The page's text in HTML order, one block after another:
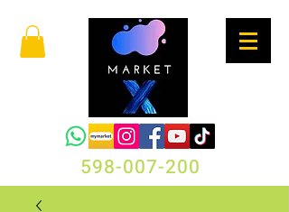
598-007-200